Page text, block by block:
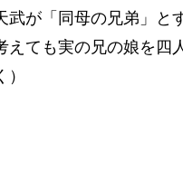
武が「同母の兄弟」と
えても実の兄の娘を四